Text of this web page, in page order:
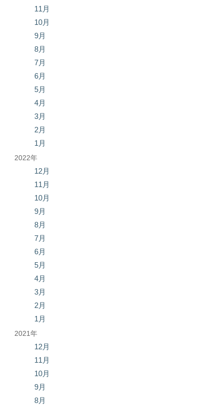
11月
10月
9月
8月
7月
6月
5月
4月
3月
2月
1月
2022年
12月
11月
10月
9月
8月
7月
6月
5月
4月
3月
2月
1月
2021年
12月
11月
10月
9月
8月